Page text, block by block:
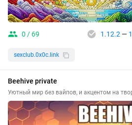
0 / 69 1.12.2—
sexclub.0x0c.link
Beehive private
Уютный мир без вайпов, и акцентом на